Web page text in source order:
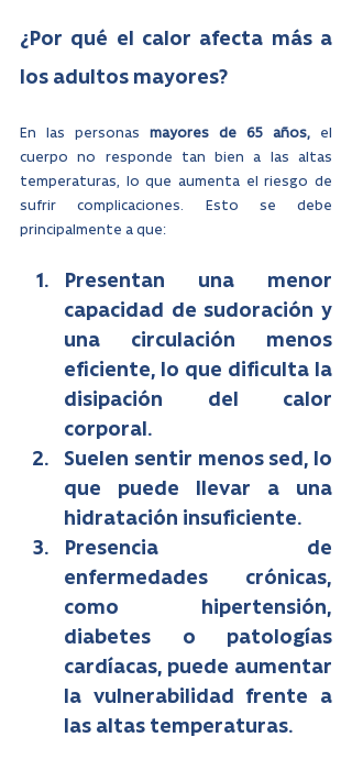
¿Por qué el calor afecta más a
los adultos mayores?
En las personas mayores de 65 años, el
cuerpo no responde tan bien a las altas
temperaturas, lo que aumenta el riesgo de
sufrir complicaciones. Esto se debe
principalmente a que:
Presentan una menor
capacidad de sudoración y
una circulación menos
eficiente, lo que dificulta la
disipación del calor
corporal.
Suelen sentir menos sed, lo
que puede llevar a una
hidratación insuficiente.
Presencia de
enfermedades crónicas,
como hipertensión,
diabetes o patologías
cardíacas, puede aumentar
la vulnerabilidad frente a
las altas temperaturas.